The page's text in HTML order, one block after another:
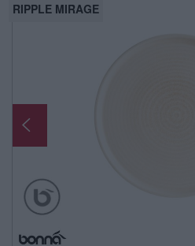
RIPPLE MIRAGE